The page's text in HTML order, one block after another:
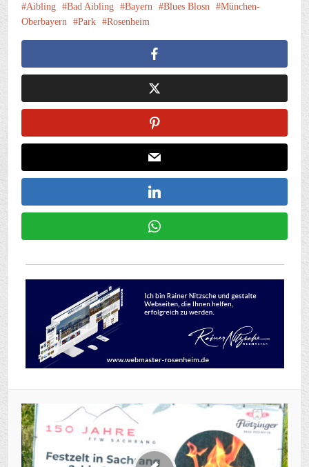
Aibling Bad Aibling Bayern Blues Blosn
München-
Oberbayern
Park Rosenheim